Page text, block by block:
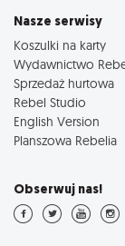
Nasze serwisy
Koszulki na karty
Wydawnictwo
Sprzedaż hurtowa
Rebel Studio
English Version
Planszowa Rebelia
Obserwuj nas!